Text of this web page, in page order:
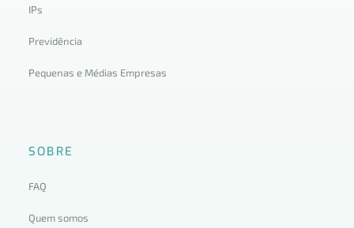
IPs
Previdência
Pequenas e Médias Empresas
SOBRE
FAQ
Quem somos